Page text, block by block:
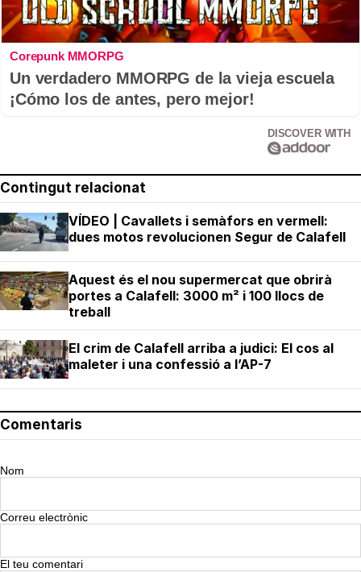
Corepunk MMORPG
Un verdadero MMORPG de la vieja escuela
¡Cómo los de antes, pero mejor!
DISCOVER WITH
Contingut relacionat
VÍDEO | Cavallets i semàfors en vermell:
dues motos revolucionen Segur de Calafell
Aquest és el nou supermercat que obrirà
portes a Calafell: 3000 m² i 100 llocs de
treball
El crim de Calafell arriba a judici: El cos al
maleter i una confessió a l’AP-7
Comentaris
Nom
Correu electrònic
El teu comentari